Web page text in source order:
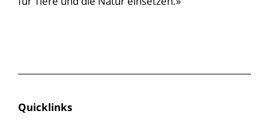
Quicklinks